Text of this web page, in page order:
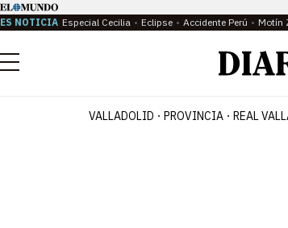
ES NOTICIA Especial Cecilia Eclipse Accidente Perú Motín
Menú
VALLADOLID PROVINCIA REAL